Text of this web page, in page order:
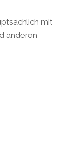
mit
anderen